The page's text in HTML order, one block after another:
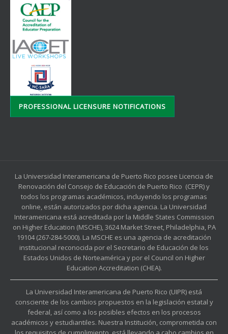
PROFESSIONAL LICENSURE NOTIFICATIONS
La Universidad Interamericana de Puerto Rico posee Licencia de
Renovación del Consejo de Educación de Puerto Rico (CEPR) y
todos los programas académicos, incluyendo los programas
online, están autorizados por dicha agencia. La Universidad
Interamericana está acreditada por la Middle States Commission
on Higher Education (MSCHE), 3624 Market Street, Philadelphia, PA
19104 (267-284-5000). La MSCHE es una agencia de acreditación
institucional reconocida por el Secretario de Educación de los
Estados Unidos de Norteamérica y por el Council on Higher
Education Accreditation (CHEA).
La Universidad Interamericana de Puerto Rico (UIPR) está
consciente de los cambios propuestos en la legislación estatal y
federal, así como a los posibles efectos en los procesos
académicos y estudiantiles. Nuestra Institución, comprometida con